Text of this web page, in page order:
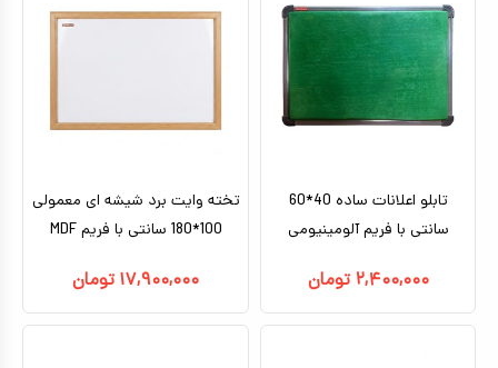
تابلو اعلانات ساده 40*60
سانتی با فریم آلومینیومی
۲,۴۰۰,۰۰۰ تومان
تخته وایت برد شیشه ای معمولی
100*180 سانتی با فریم MDF
۱۷,۹۰۰,۰۰۰ تومان